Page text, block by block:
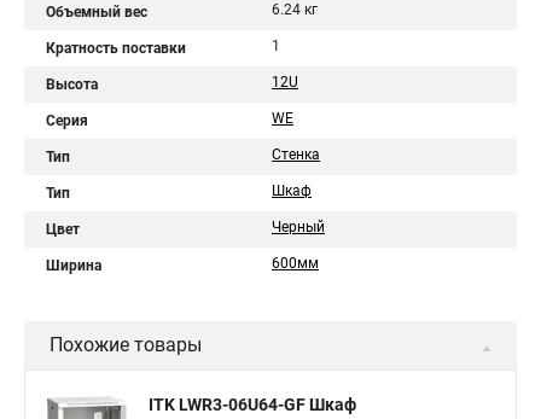
Объемный вес 6.24 кг
Кратность поставки 1
Высота 12U
Серия WE
Тип Стенка
Тип Шкаф
Цвет Черный
Ширина 600мм
Похожие товары
ITK LWR3-06U64-GF Шкаф